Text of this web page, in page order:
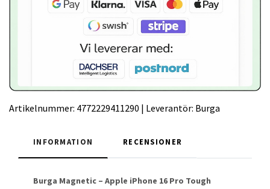
Artikelnummer: 4772229411290 | Leverantör: Burga
INFORMATION RECENSIONER
Burga Magnetic – Apple iPhone 16 Pro Tough